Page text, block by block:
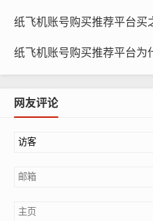
纸飞机账号购买, 在线购买
网友评论